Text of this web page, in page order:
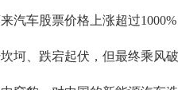
汽车股票价格上涨超过
坷、跌宕起伏，但最终乘风